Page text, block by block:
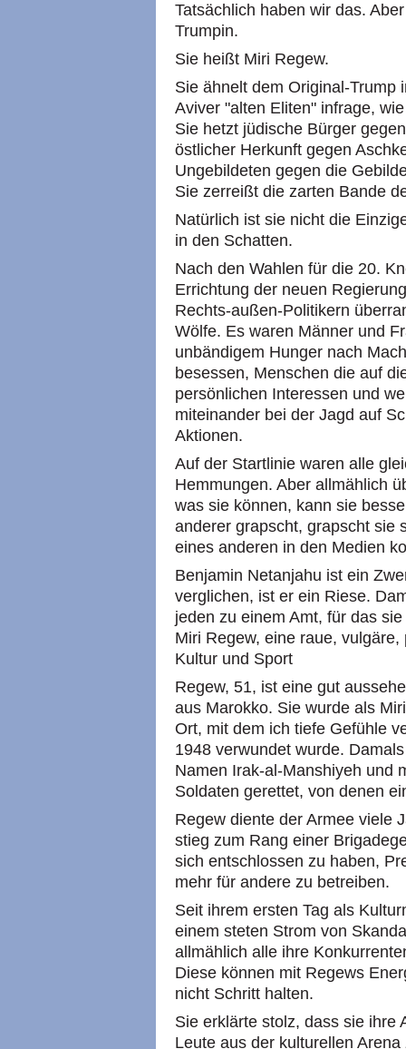
Tatsächlich haben wir das.
Trumpin.
Sie heißt Miri Regew.
Sie ähnelt dem Original-Trump
Aviver "alten Eliten" infrage,
Sie hetzt jüdische Bürger
östlicher Herkunft gegen
Ungebildeten gegen die
Sie zerreißt die zarten Bande
Natürlich ist sie nicht die
in den Schatten.
Nach den Wahlen für die 20.
Errichtung der neuen
Rechts-außen-Politikern
Wölfe. Es waren Männer und
unbändigem Hunger nach
besessen, Menschen die auf
persönlichen Interessen und
miteinander bei der Jagd auf
Aktionen.
Auf der Startlinie waren alle
Hemmungen. Aber allmählich
was sie können, kann sie
anderer grapscht, grapscht sie
eines anderen in den Medien
Benjamin Netanjahu ist ein
verglichen, ist er ein Riese.
jeden zu einem Amt, für das
Miri Regew, eine raue,
Kultur und Sport
Regew, 51, ist eine gut
aus Marokko. Sie wurde als
Ort, mit dem ich tiefe Gefühle
1948 verwundet wurde.
Namen Irak-al-Manshiyeh und
Soldaten gerettet, von denen
Regew diente der Armee viele
stieg zum Rang einer
sich entschlossen zu haben,
mehr für andere zu betreiben.
Seit ihrem ersten Tag als
einem steten Strom von
allmählich alle ihre
Diese können mit Regews
nicht Schritt halten.
Sie erklärte stolz, dass sie ihre
Leute aus der kulturellen